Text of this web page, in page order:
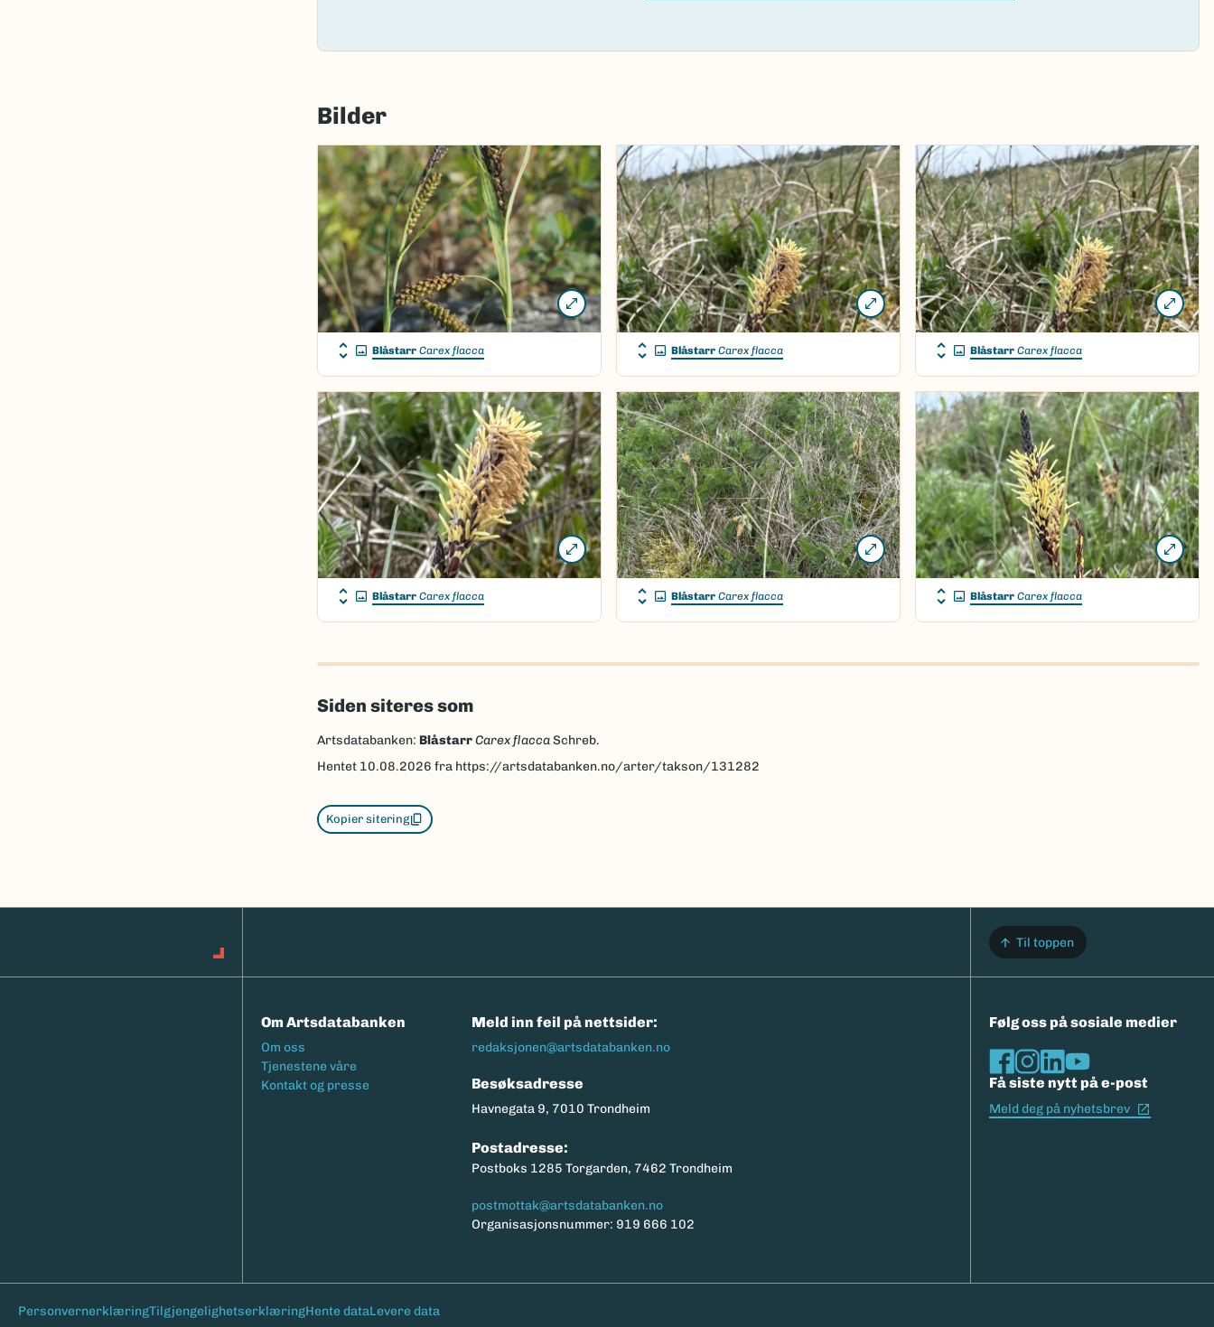
Bilder
Blåstarr Carex flacca Blåstarr Carex flacca Blåstarr Carex flacca
Blåstarr Carex flacca Blåstarr Carex flacca Blåstarr Carex flacca
Siden siteres som
Artsdatabanken: BlåstarrCarex flaccaSchreb.
Hentet 10.08.2026 fra https://artsdatabanken.no/arter/takson/131282
Kopier sitering
Til toppen
Om Artsdatabanken
Footermeny
Om oss
Tjenestene våre
Kontakt og presse
Meld inn feil på nettsider:
redaksjonen@artsdatabanken.no
Besøksadresse
Havnegata 9, 7010 Trondheim
Postadresse:
Postboks 1285 Torgarden, 7462 Trondheim
postmottak@artsdatabanken.no
Organisasjonsnummer: 919 666 102
Følg oss på sosiale medier
Få siste nytt på e-post
Meld deg på nyhetsbrev
Bunntekst
PersonvernerklæringTilgjengelighetserklæringHente dataLevere data